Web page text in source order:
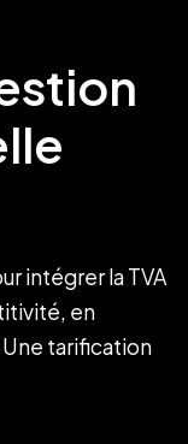
intégrer la TVA
en
tarification